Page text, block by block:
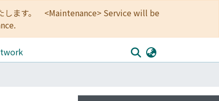
します。 <Maintenance> Service will be